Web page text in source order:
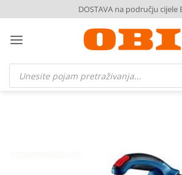
to
content
DOSTAVA na području cijele
Products
search